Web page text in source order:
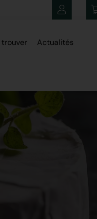
trouver Actualités